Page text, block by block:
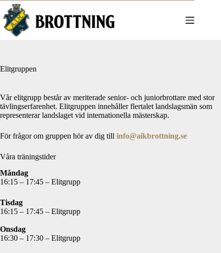
Hoppa
till
innehåll
Elitgruppen
Vår elitgrupp består av meriterade senior- och juniorbrottare med stor
tävlingserfarenhet. Elitgruppen innehåller flertalet landslagsmän som
representerar landslaget vid internationella mästerskap.
För frågor om gruppen hör av dig till info@aikbrottning.se
Våra träningstider
Måndag
16:15 – 17:45 – Elitgrupp
Tisdag
16:15 – 17:45 – Elitgrupp
Onsdag
16:30 – 17:30 – Elitgrupp